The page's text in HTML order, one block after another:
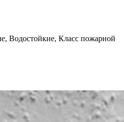
Водостойкие, Класс пожарной